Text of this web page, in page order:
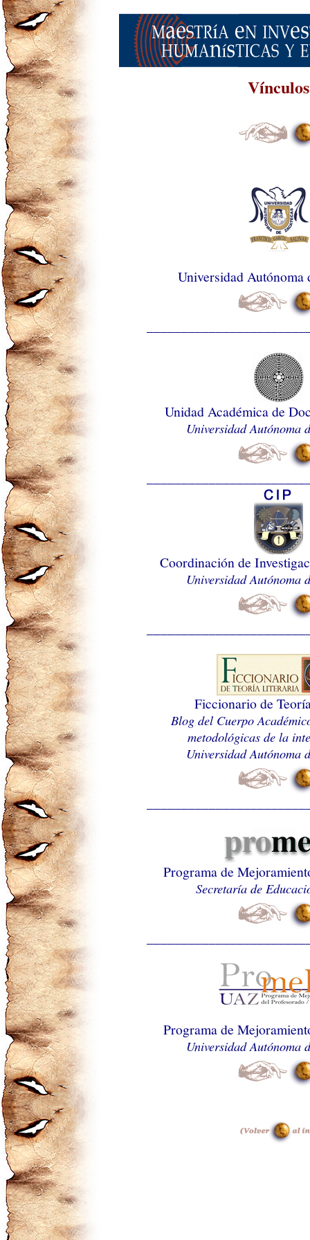
Vínculos
Universidad Autónoma
Unidad Académica de
Universidad Autónoma
Coordinación de
Universidad Autónoma
Ficcionario de
Blog del Cuerpo
metodológicas de la
Universidad Autónoma
Programa de
Secretaría de
Programa de
Universidad Autónoma